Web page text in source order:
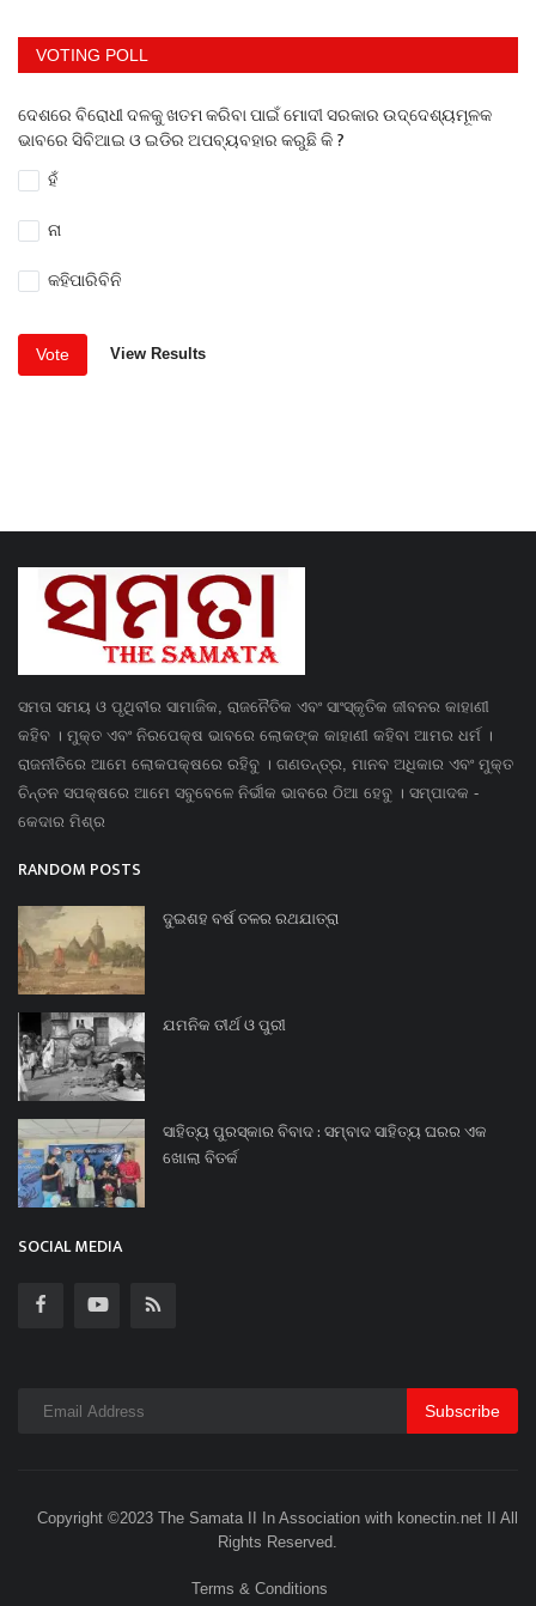
VOTING POLL
ଦେଶରେ ବିରୋଧୀ ଦଳକୁ ଖତମ କରିବା ପାଇଁ ମୋଦୀ ସରକାର ଉଦ୍ଦେଶ୍ୟମୂଳକ
ଭାବରେ ସିବିଆଇ ଓ ଇଡିର ଅପବ୍ୟବହାର କରୁଛି କି ?
ହଁ
ନା
କହିପାରିବିନି
Vote View Results
ସମତା ସମୟ ଓ ପୃଥିବୀର ସାମାଜିକ, ରାଜନୈତିକ ଏବଂ ସାଂସ୍କୃତିକ ଜୀବନର କାହାଣୀ
କହିବ । ମୁକ୍ତ ଏବଂ ନିରପେକ୍ଷ ଭାବରେ ଲୋକଙ୍କ କାହାଣୀ କହିବା ଆମର ଧର୍ମ ।
ରାଜନୀତିରେ ଆମେ ଲୋକପକ୍ଷରେ ରହିବୁ । ଗଣତନ୍ତ୍ର, ମାନବ ଅଧିକାର ଏବଂ ମୁକ୍ତ
ଚିନ୍ତନ ସପକ୍ଷରେ ଆମେ ସବୁବେଳେ ନିର୍ଭୀକ ଭାବରେ ଠିଆ ହେବୁ । ସମ୍ପାଦକ -
କେଦାର ମିଶ୍ର
RANDOM POSTS
ଦୁଇଶହ ବର୍ଷ ତଳର ରଥଯାତ୍ରା
ଯମନିକ ତୀର୍ଥ ଓ ପୁରୀ
ସାହିତ୍ୟ ପୁରସ୍କାର ବିବାଦ : ସମ୍ବାଦ ସାହିତ୍ୟ ଘରର ଏକ
ଖୋଲା ବିତର୍କ
SOCIAL MEDIA
Subscribe
Copyright ©2023 The Samata II In Association with konectin.net II All
Rights Reserved.
Terms & Conditions